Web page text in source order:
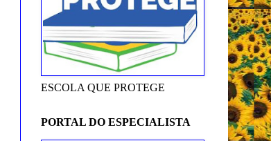
ESCOLA QUE PROTEGE
PORTAL DO ESPECIALISTA